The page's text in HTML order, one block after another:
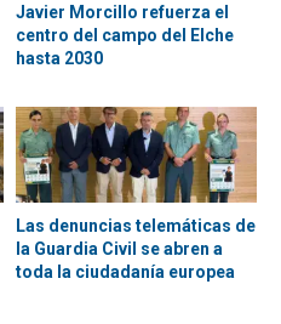
Javier Morcillo refuerza el
centro del campo del Elche
hasta 2030
Las denuncias telemáticas de
la Guardia Civil se abren a
toda la ciudadanía europea